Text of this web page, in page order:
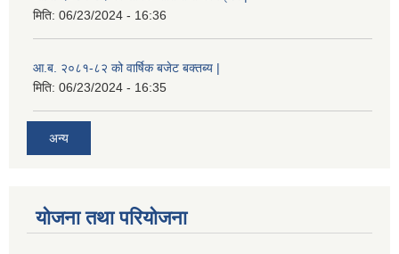
मिति: 06/23/2024 - 16:36
आ.ब. २०८१-८२ को वार्षिक बजेट बक्तब्य |
मिति: 06/23/2024 - 16:35
अन्य
योजना तथा परियोजना